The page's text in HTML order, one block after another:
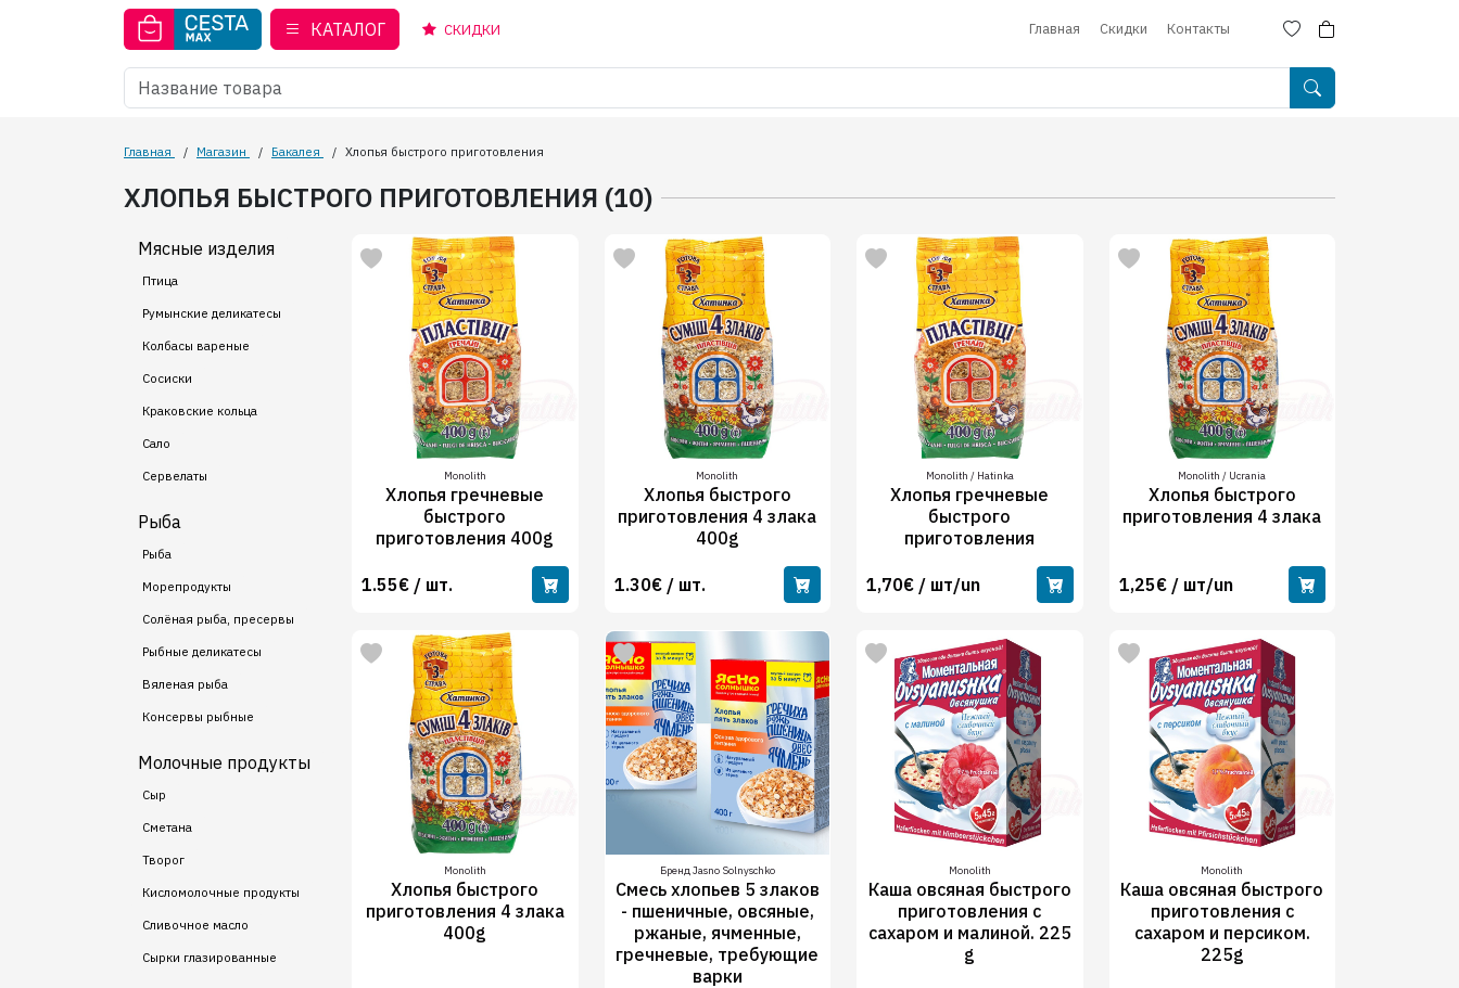
КАТАЛОГ СКИДКИ Главная Скидки Контакты
Главная / Магазин / Бакалея / Хлопья быстрого приготовления
ХЛОПЬЯ БЫСТРОГО ПРИГОТОВЛЕНИЯ (10)
Мясные изделия
Птица
Румынские деликатесы
Колбасы вареные
Сосиски
Краковские кольца
Сало
Сервелаты
Рыба
Рыба
Морепродукты
Солёная рыба, пресервы
Рыбные деликатесы
Вяленая рыба
Консервы рыбные
Молочные продукты
Сыр
Сметана
Творог
Кисломолочные продукты
Сливочное масло
Сырки глазированные
Monolith
Хлопья гречневые
быстрого
приготовления 400g
1.55€ / шт.
Monolith
Хлопья быстрого
приготовления 4 злака
400g
1.30€ / шт.
Monolith / Hatinka
Хлопья гречневые
быстрого
приготовления
1,70€ / шт/un
Monolith / Ucrania
Хлопья быстрого
приготовления 4 злака
1,25€ / шт/un
Monolith
Хлопья быстрого
приготовления 4 злака
400g
Бренд Jasno Solnyschko
Смесь хлопьев 5 злаков
- пшеничные, овсяные,
ржаные, ячменные,
гречневые, требующие
варки
Monolith
Каша овсяная быстрого
приготовления с
сахаром и малиной. 225
g
Monolith
Каша овсяная быстрого
приготовления с
сахаром и персиком.
225g